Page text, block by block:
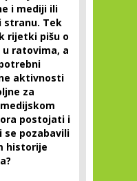
i mediji ili
stranu. Tek
rijetki pišu o
u ratovima, a
aktivnosti
za
postojati i
se pozabavili
historije